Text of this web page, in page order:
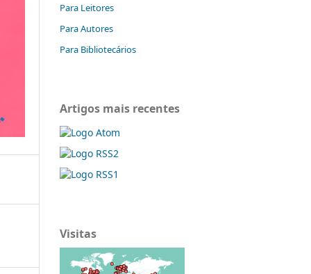
Para Leitores
Para Autores
Para Bibliotecários
Artigos mais recentes
Visitas